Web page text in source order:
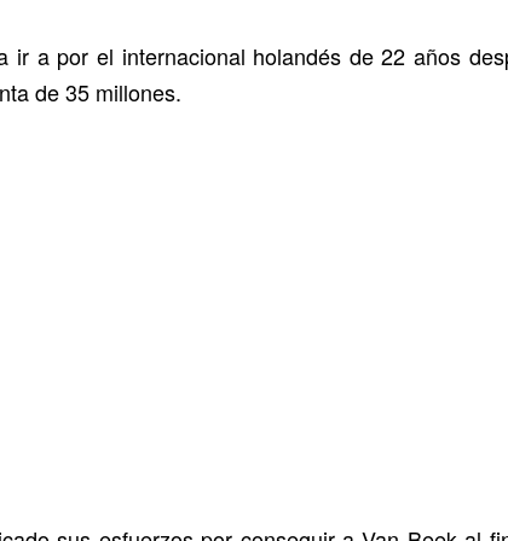
ir a por el internacional holandés de 22 años
de 35 millones.